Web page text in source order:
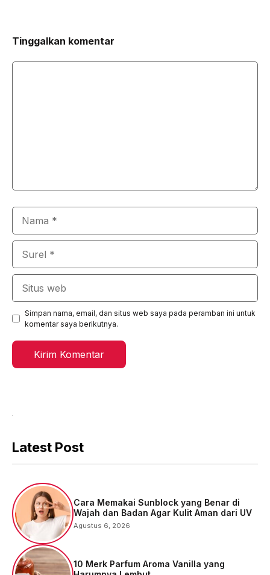
Tinggalkan komentar
Simpan nama, email, dan situs web saya pada peramban ini untuk
komentar saya berikutnya.
Latest Post
Cara Memakai Sunblock yang Benar di
Wajah dan Badan Agar Kulit Aman dari UV
Agustus 6, 2026
10 Merk Parfum Aroma Vanilla yang